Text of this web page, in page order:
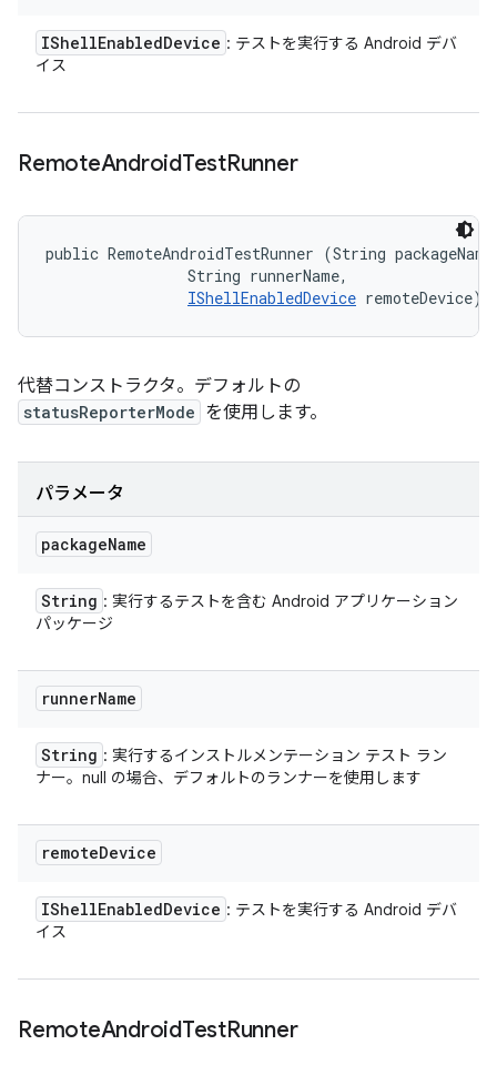
IShellEnabledDevice : テストを実行する Android デバ
イス
RemoteAndroidTestRunner
public RemoteAndroidTestRunner (String
                String runnerName,
IShellEnabledDevice remoteDevice)
代替コンストラクタ。デフォルトの
statusReporterMode を使用します。
パラメータ
packageName
String : 実行するテストを含む Android アプリケーション
パッケージ
runnerName
String : 実行するインストルメンテーション テスト ラン
ナー。null の場合、デフォルトのランナーを使用します
remoteDevice
IShellEnabledDevice : テストを実行する Android デバ
イス
RemoteAndroidTestRunner